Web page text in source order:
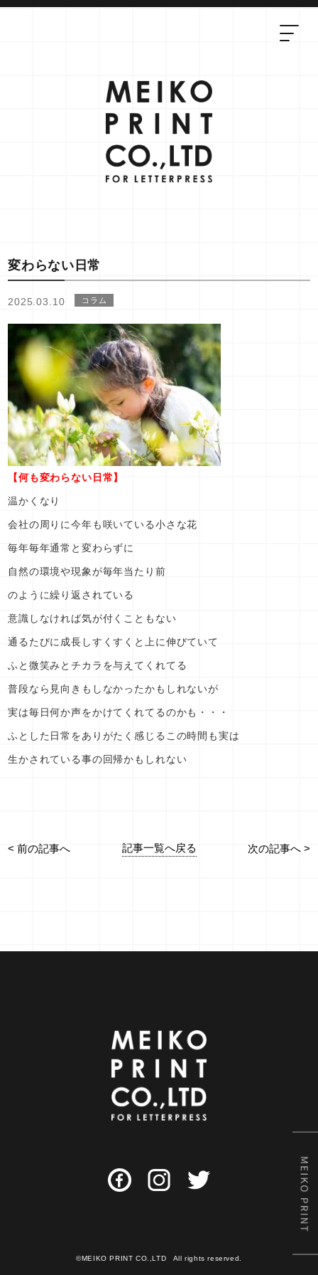
変わらない日常
2025.03.10 コラム
【何も変わらない日常】
温かくなり
会社の周りに今年も咲いている小さな花
毎年毎年通常と変わらずに
自然の環境や現象が毎年当たり前
のように繰り返されている
意識しなければ気が付くこともない
通るたびに成長しすくすくと上に伸びていて
ふと微笑みとチカラを与えてくれてる
普段なら見向きもしなかったかもしれないが
実は毎日何か声をかけてくれてるのかも・・・
ふとした日常をありがたく感じるこの時間も実は
生かされている事の回帰かもしれない
< 前の記事へ 記事一覧へ戻る 次の記事へ >
©MEIKO PRINT CO.,LTD All rights reserved.